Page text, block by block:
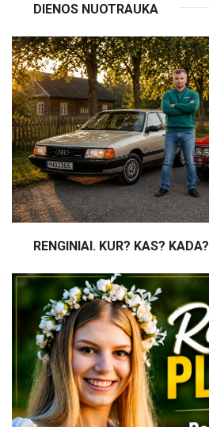
DIENOS NUOTRAUKA
RENGINIAI. KUR? KAS? KADA?